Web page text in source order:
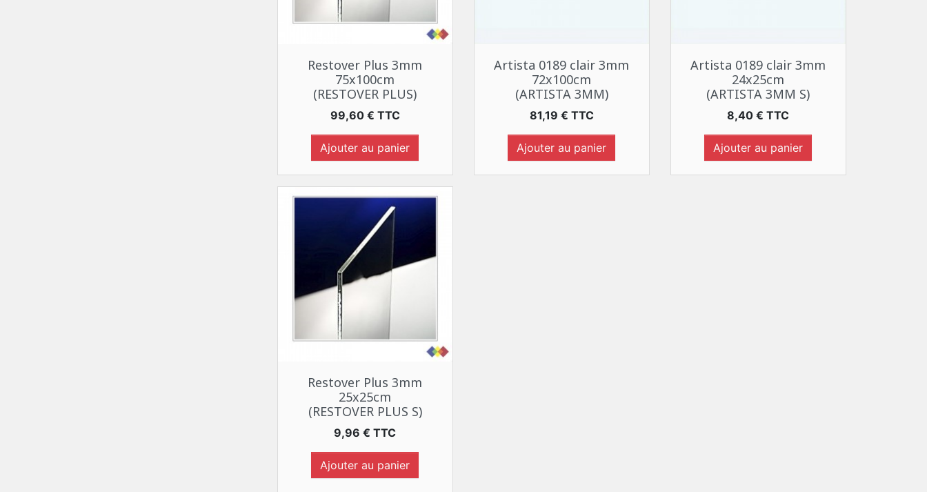
Aperçu rapide
Restover Plus 3mm
75x100cm
(RESTOVER PLUS)
Prix
99,60 € TTC
Ajouter au panier
Aperçu rapide
Artista 0189 clair 3mm
72x100cm
(ARTISTA 3MM)
Prix
81,19 € TTC
Ajouter au panier
Aperçu rapide
Artista 0189 clair 3mm
24x25cm
(ARTISTA 3MM S)
Prix
8,40 € TTC
Ajouter au panier
Aperçu rapide
Restover Plus 3mm
25x25cm
(RESTOVER PLUS S)
Prix
9,96 € TTC
Ajouter au panier